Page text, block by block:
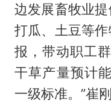
边发展畜牧业提
打瓜、土豆等
报，带动职工
干草产量预计
一级标准。”崔刚